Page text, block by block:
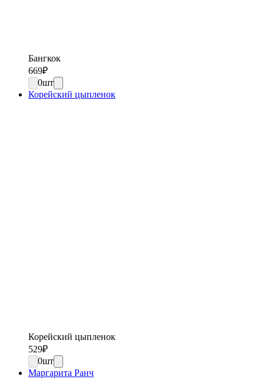
Бангкок
669₽
0шт
Корейский цыпленок
Корейский цыпленок
529₽
0шт
Маргарита Ранч